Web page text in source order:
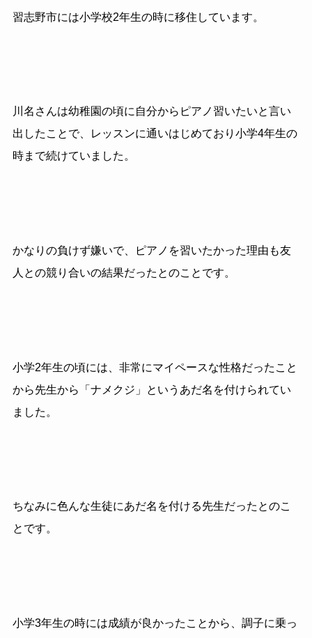
習志野市には小学校2年生の時に移住しています。
川名さんは幼稚園の頃に自分からピアノ習いたいと言い
出したことで、レッスンに通いはじめており小学4年生の
時まで続けていました。
かなりの負けず嫌いで、ピアノを習いたかった理由も友
人との競り合いの結果だったとのことです。
小学2年生の頃には、非常にマイペースな性格だったこと
から先生から「ナメクジ」というあだ名を付けられてい
ました。
ちなみに色んな生徒にあだ名を付ける先生だったとのこ
とです。
小学3年生の時には成績が良かったことから、調子に乗っ